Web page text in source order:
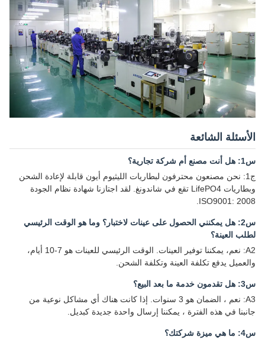
الأسئلة الشائعة
س1: هل أنت مصنع أم شركة تجارية؟
ج1: نحن مصنعون محترفون لبطاريات الليثيوم أيون قابلة لإعادة الشحن
وبطاريات LifePO4 تقع في شاندونغ. لقد اجتازنا شهادة نظام الجودة
ISO9001: 2008.
س2: هل يمكنني الحصول على عينات لاختبار؟ وما هو الوقت الرئيسي
لطلب العينة؟
A2: نعم، يمكننا توفير العينات. الوقت الرئيسي للعينات هو 7-10 أيام،
والعميل يدفع تكلفة العينة وتكلفة الشحن.
س3: هل تقدمون خدمة ما بعد البيع؟
A3: نعم ، الضمان هو 3 سنوات. إذا كانت هناك أي مشاكل نوعية من
جانبنا في هذه الفترة ، يمكننا إرسال واحدة جديدة كبديل.
س4: ما هي ميزة شركتك؟